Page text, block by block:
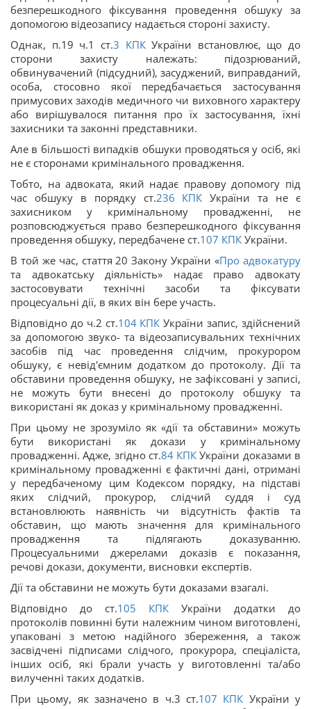
безперешкодного фіксування проведення обшуку за
допомогою відеозапису надається стороні захисту.
Однак, п.19 ч.1 ст.3 КПКУкраїни встановлює, що до
сторони захисту належать: підозрюваний,
обвинувачений (підсудний), засуджений, виправданий,
особа, стосовно якої передбачається застосування
примусових заходів медичного чи виховного характеру
або вирішувалося питання про їх застосування, їхні
захисники та законні представники.
Але в більшості випадків обшуки проводяться у осіб, які
не є сторонами кримінального провадження.
Тобто, на адвоката, який надає правову допомогу під
час обшуку в порядку ст.236 КПК України та не є
захисником у кримінальному провадженні, не
розповсюджується право безперешкодного фіксування
проведення обшуку, передбачене ст.107 КПК України.
В той же час, стаття 20 Закону України «Про адвокатуру
та адвокатську діяльність» надає право адвокату
застосовувати технічні засоби та фіксувати
процесуальні дії, в яких він бере участь.
Відповідно до ч.2 ст.104 КПК України запис, здійснений
за допомогою звуко- та відеозаписувальних технічних
засобів під час проведення слідчим, прокурором
обшуку, є невід'ємним додатком до протоколу. Дії та
обставини проведення обшуку, не зафіксовані у записі,
не можуть бути внесені до протоколу обшуку та
використані як доказ у кримінальному провадженні.
При цьому не зрозуміло як «дії та обставини» можуть
бути використані як докази у кримінальному
провадженні. Адже, згідно ст.84 КПК України доказами в
кримінальному провадженні є фактичні дані, отримані
у передбаченому цим Кодексом порядку, на підставі
яких слідчий, прокурор, слідчий суддя і суд
встановлюють наявність чи відсутність фактів та
обставин, що мають значення для кримінального
провадження та підлягають доказуванню.
Процесуальними джерелами доказів є показання,
речові докази, документи, висновки експертів.
Дії та обставини не можуть бути доказами взагалі.
Відповідно до ст.105 КПК України додатки до
протоколів повинні бути належним чином виготовлені,
упаковані з метою надійного збереження, а також
засвідчені підписами слідчого, прокурора, спеціаліста,
інших осіб, які брали участь у виготовленні та/або
вилученні таких додатків.
При цьому, як зазначено в ч.3 ст.107 КПК України у